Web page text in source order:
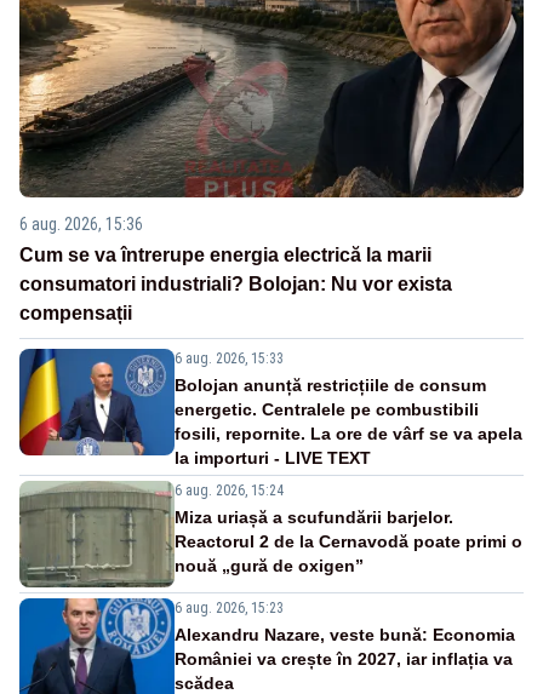
6 aug. 2026, 15:36
Cum se va întrerupe energia electrică la marii
consumatori industriali? Bolojan: Nu vor exista
compensații
6 aug. 2026, 15:33
Bolojan anunță restricțiile de consum
energetic. Centralele pe combustibili
fosili, repornite. La ore de vârf se va apela
la importuri - LIVE TEXT
6 aug. 2026, 15:24
Miza uriașă a scufundării barjelor.
Reactorul 2 de la Cernavodă poate primi o
nouă „gură de oxigen”
6 aug. 2026, 15:23
Alexandru Nazare, veste bună: Economia
României va crește în 2027, iar inflația va
scădea